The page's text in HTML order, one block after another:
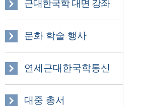
근대한국학 대면 강좌
문화 학술 행사
연세근대한국학통신
대중 총서